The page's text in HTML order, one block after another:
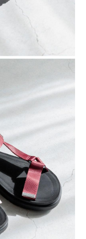
失，本公司不負相關責
度並採取法律行動。